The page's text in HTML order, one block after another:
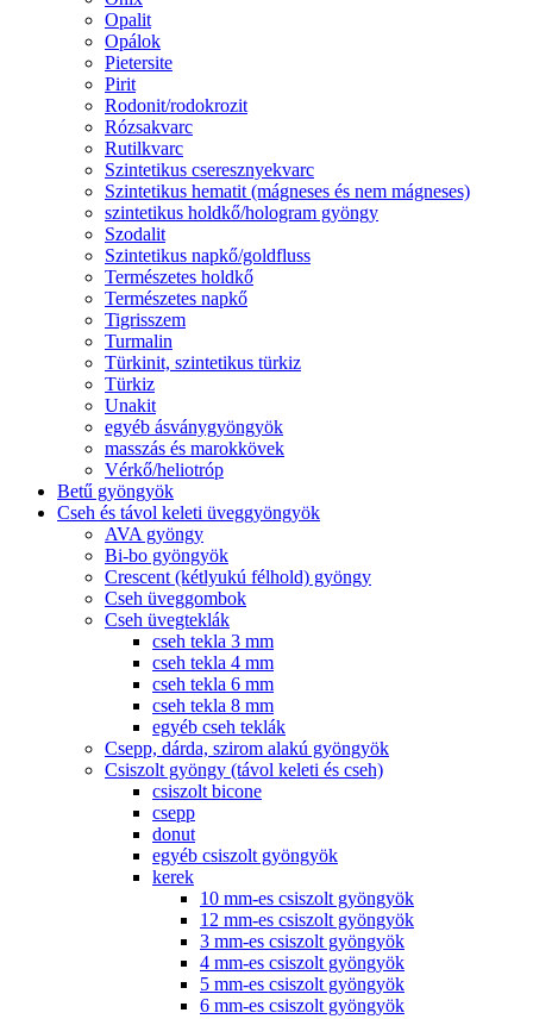
Opalit
Opálok
Pietersite
Pirit
Rodonit/rodokrozit
Rózsakvarc
Rutilkvarc
Szintetikus cseresznyekvarc
Szintetikus hematit (mágneses és nem mágneses)
szintetikus holdkő/hologram gyöngy
Szodalit
Szintetikus napkő/goldfluss
Természetes holdkő
Természetes napkő
Tigrisszem
Turmalin
Türkinit, szintetikus türkiz
Türkiz
Unakit
egyéb ásványgyöngyök
masszás és marokkövek
Vérkő/heliotróp
Betű gyöngyök
Cseh és távol keleti üveggyöngyök
AVA gyöngy
Bi-bo gyöngyök
Crescent (kétlyukú félhold) gyöngy
Cseh üveggombok
Cseh üvegteklák
cseh tekla 3 mm
cseh tekla 4 mm
cseh tekla 6 mm
cseh tekla 8 mm
egyéb cseh teklák
Csepp, dárda, szirom alakú gyöngyök
Csiszolt gyöngy (távol keleti és cseh)
csiszolt bicone
csepp
donut
egyéb csiszolt gyöngyök
kerek
10 mm-es csiszolt gyöngyök
12 mm-es csiszolt gyöngyök
3 mm-es csiszolt gyöngyök
4 mm-es csiszolt gyöngyök
5 mm-es csiszolt gyöngyök
6 mm-es csiszolt gyöngyök